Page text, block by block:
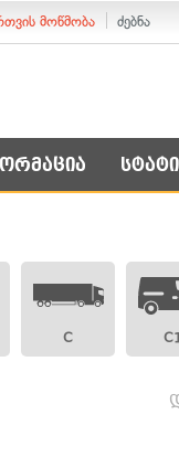
მოწმობა ძებნა
C